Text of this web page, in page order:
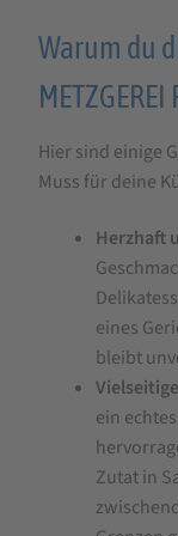
Warum du
Hier sind einige
Muss für deine
Herzhaft
eines
bleibt
ein
Zutat in